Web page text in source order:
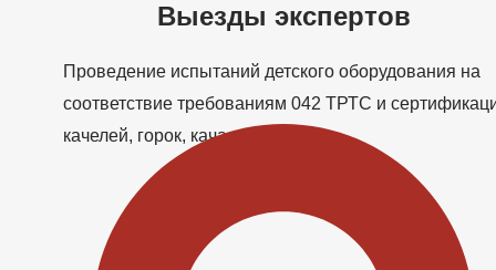
Выезды экспертов
Проведение испытаний детского оборудования на
соответствие требованиям 042 ТРТС и
качелей, горок, качалок.